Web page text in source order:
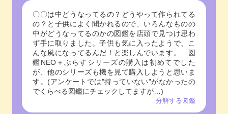
〇〇は中どうなってるの？どうやって作られてる
の？と子供によく聞かれるので、いろんなものの
中がどうなってるのかの図鑑を店頭で見つけ思わ
ず手に取りました。子供も気に入ったようで、こ
んな風になってるんだ！と楽しんでいます。 図
鑑NEO＋ぷらすシリーズの購入は初めてでした
が、他のシリーズも機を見て購入しようと思いま
す。(アンケートでは"持っていない"がなかったの
でくらべる図鑑にチェックしてますが…)
分解する図鑑